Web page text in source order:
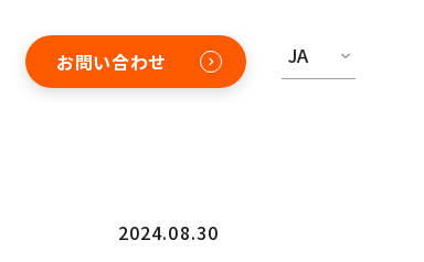
お問い合わせ JA
2024.08.30